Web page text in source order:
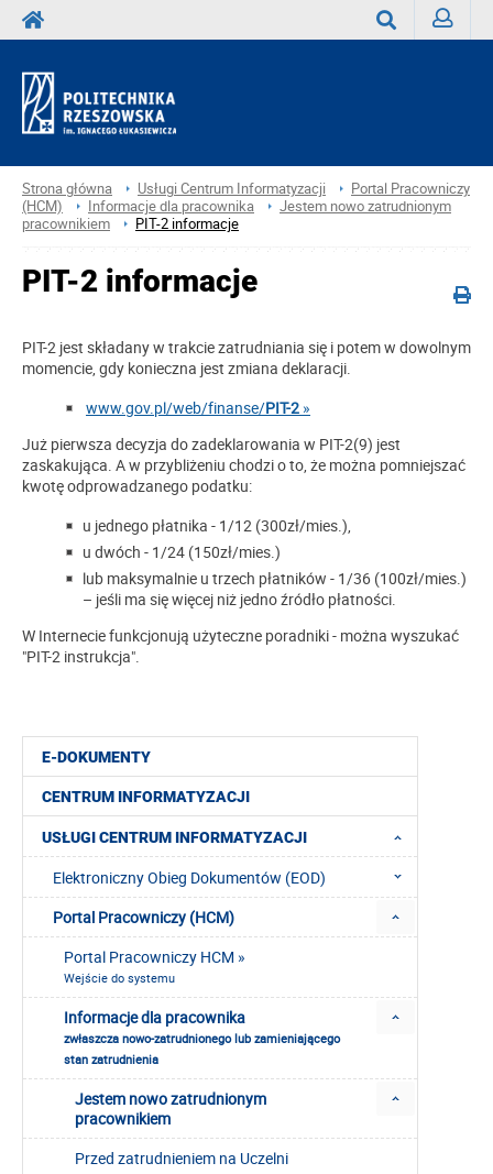
Strona główna Usługi Centrum Informatyzacji
Portal Pracowniczy
(HCM)
Informacje dla pracownika
Jestem nowo zatrudnionym
pracownikiem
PIT-2 informacje
E-DOKUMENTY
CENTRUM INFORMATYZACJI
USŁUGI CENTRUM INFORMATYZACJI
Elektroniczny Obieg Dokumentów (EOD)
Portal Pracowniczy (HCM)
Portal Pracowniczy HCM »
Wejście do systemu
Informacje dla pracownika
zwłaszcza nowo-zatrudnionego lub zamieniającego
stan zatrudnienia
Jestem nowo zatrudnionym
pracownikiem
Przed zatrudnieniem na Uczelni
PIT-2 informacje
PIT-2 jest składany w trakcie zatrudniania się i potem w dowolnym
momencie, gdy konieczna jest zmiana deklaracji.
www.gov.pl/web/finanse/PIT-2 »
Już pierwsza decyzja do zadeklarowania w PIT-2(9) jest
zaskakująca. A w przybliżeniu chodzi o to, że można pomniejszać
kwotę odprowadzanego podatku:
u jednego płatnika - 1/12 (300zł/mies.),
u dwóch - 1/24 (150zł/mies.)
lub maksymalnie u trzech płatników - 1/36 (100zł/mies.)
– jeśli ma się więcej niż jedno źródło płatności.
W Internecie funkcjonują użyteczne poradniki - można wyszukać
"PIT-2 instrukcja".